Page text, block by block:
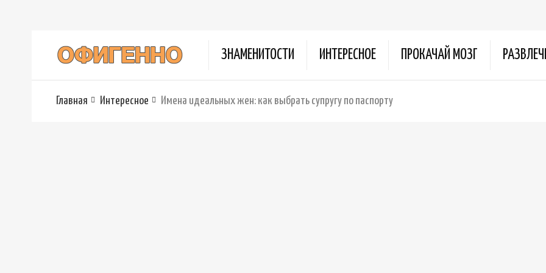
ЗНАМЕНИТОСТИ ИНТЕРЕСНОЕ ПРОКАЧАЙ МОЗГ
Главная Интересное Имена идеальных жен: как выбрать супругу по паспорту